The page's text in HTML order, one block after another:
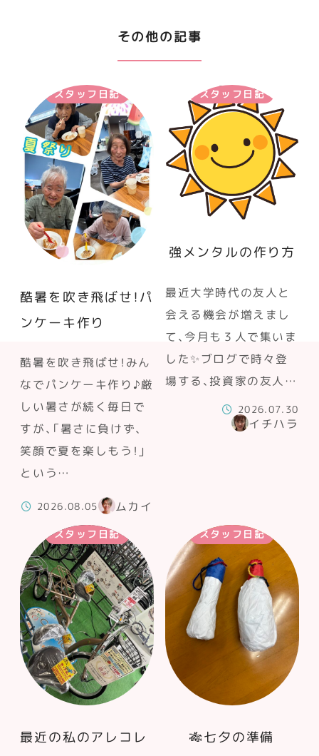
その他の記事
スタッフ日記
酷暑を吹き飛ばせ！パ
ンケーキ作り
酷暑を吹き飛ばせ！みん
なでパンケーキ作り♪厳
しい暑さが続く毎日で
すが、「暑さに負けず、
笑顔で夏を楽しもう！」
という…
2026.08.05 ムカイ
スタッフ日記
強メンタルの作り方
最近大学時代の友人と
会える機会が増えまし
て、今月も３人で集いま
した✨ブログで時々登
場する、投資家の友人…
2026.07.30
イチハラ
スタッフ日記
最近の私のアレコレ
スタッフ日記
🎋七夕の準備